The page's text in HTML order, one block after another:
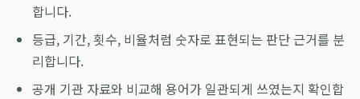
합니다.
등급, 기간, 횟수, 비율처럼 숫자로 표현되는 판단 근거를 분
리합니다.
공개 기관 자료와 비교해 용어가 일관되게 쓰였는지 확인합